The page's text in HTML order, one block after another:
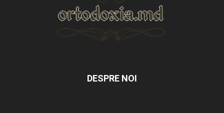
DESPRE NOI